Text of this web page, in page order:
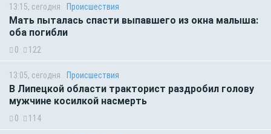
13:15, сегодня Происшествия
Мать пыталась спасти выпавшего из окна малыша:
оба погибли
0 122
13:05, сегодня Происшествия
В Липецкой области тракторист раздробил голову
мужчине косилкой насмерть
0 114